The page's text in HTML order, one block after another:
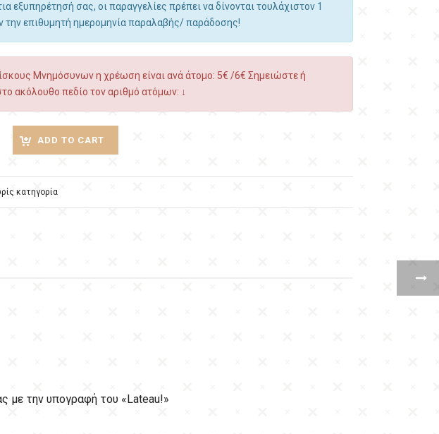
εξυπηρέτησή σας, οι παραγγελίες πρέπει να δίνονται τουλάχιστον 1
την επιθυμητή ημερομηνία παραλαβής/ παράδοσης!
Μνημόσυνων η χρέωση είναι ανά άτομο: 5€ /6€ Σημειώστε ή
ακόλουθο πεδίο τον αριθμό ατόμων: ↓
ADD TO CART
κατηγορία
με την υπογραφή του «Lateau!»